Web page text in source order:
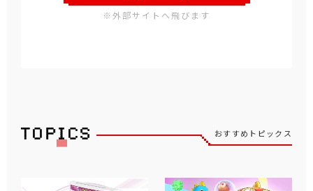
※外部サイトへ飛びます
おすすめトピックス